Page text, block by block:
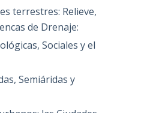
terrestres: Relieve,
de Drenaje:
Sociales y el
Semiáridas y